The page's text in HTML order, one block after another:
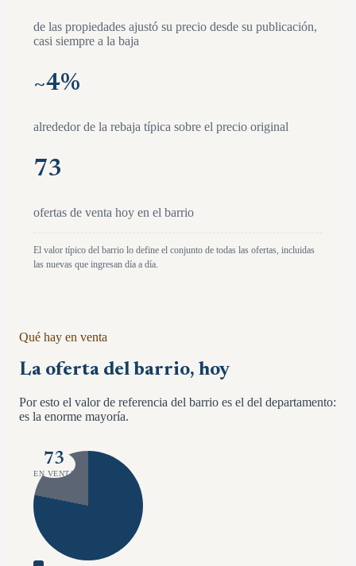
de las propiedades ajustó su precio desde su publicación,
casi siempre a la baja
~4%
alrededor de la rebaja típica sobre el precio original
73
ofertas de venta hoy en el barrio
El valor típico del barrio lo define el conjunto de todas las ofertas, incluidas
las nuevas que ingresan día a día.
Qué hay en venta
La oferta del barrio, hoy
Por esto el valor de referencia del barrio es el del departamento:
es la enorme mayoría.
73
EN VENTA